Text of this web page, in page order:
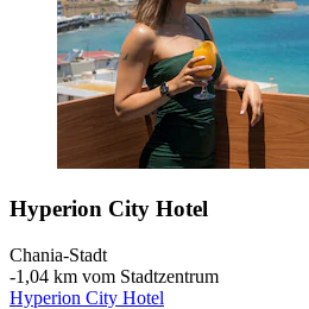
Hyperion City Hotel
Chania-Stadt
‐1,04 km vom Stadtzentrum
Hyperion City Hotel